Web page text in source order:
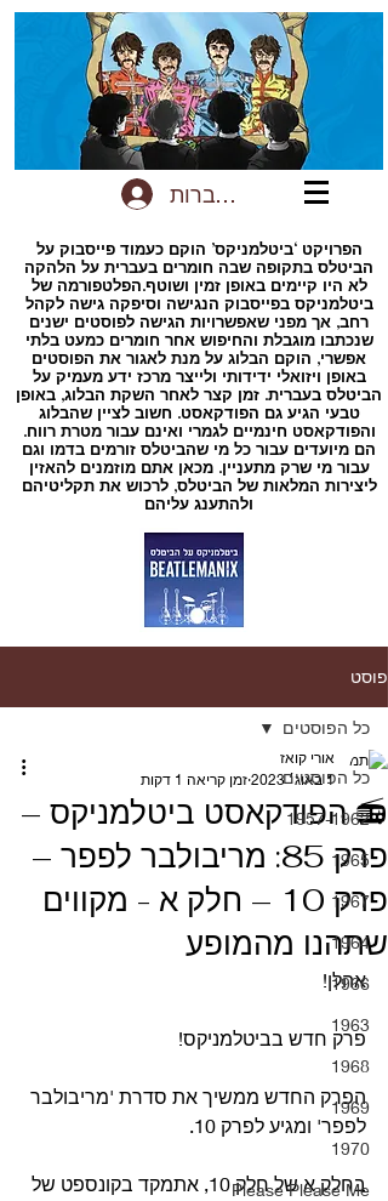
להתחברות
הפרויקט ‘ביטלמניקס’ הוקם כעמוד פייסבוק על
הביטלס בתקופה שבה חומרים בעברית על הלהקה
לא היו קיימים באופן זמין ושוטף.הפלטפורמה של
ביטלמניקס בפייסבוק הנגישה וסיפקה גישה לקהל
רחב, אך מפני שאפשרויות הגישה לפוסטים ישנים
שנכתבו מוגבלת והחיפוש אחר חומרים כמעט בלתי
אפשרי, הוקם הבלוג על מנת לאגור את הפוסטים
באופן ויזואלי ידידותי ולייצר מרכז ידע מעמיק על
הביטלס בעברית. זמן קצר לאחר השקת הבלוג, באופן
טבעי הגיע גם הפודקאסט. חשוב לציין שהבלוג
והפודקאסט חינמיים לגמרי ואינם עבור מטרת רווח.
הם מיועדים עבור כל מי שהביטלס זורמים בדמו וגם
עבור מי שרק מתעניין. מכאן אתם מוזמנים להאזין
ליצירות המלאות של הביטלס, לרכוש את תקליטיהם
ולהתענג עליהם
פוסט
כל הפוסטים
1957-1962
1965
1967
1964
1966
1963
1968
1969
1970
Please Please Me
כל הפוסטים
📻 הפודקאסט ביטלמניקס –
פרק 85: מריבולבר לפפר –
פרק 10 – חלק א - מקווים
שתהנו מהמופע
אורי קואז
1 באוג׳ 2023
זמן קריאה 1 דקות
אהלן!
פרק חדש בביטלמניקס!
הפרק החדש ממשיך את סדרת 'מריבולבר
לפפר' ומגיע לפרק 10.
בחלק א של חלק 10, אתמקד בקונספט של